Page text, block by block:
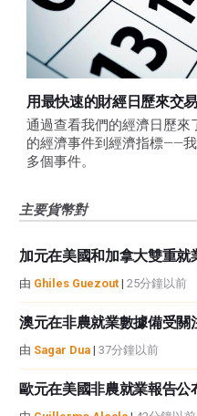
用最快速的財經日歷來交
通過查看我們的經濟日歷
的經濟事件到經濟指標——
多個事件。
主要貨幣對
加元在美國和加拿大雙重就
由 Ghiles Guezout | 25分鐘以前
澳元在非農就業數據備受
由 Sagar Dua | 37分鐘以前
歐元在美國非農就業報告